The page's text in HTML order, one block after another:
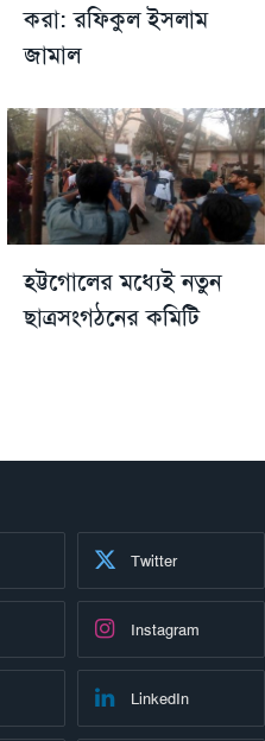
করা: রফিকুল ইসলাম
জামাল
হট্টগোলের মধ্যেই নতুন
ছাত্রসংগঠনের কমিটি
Twitter
Instagram
LinkedIn